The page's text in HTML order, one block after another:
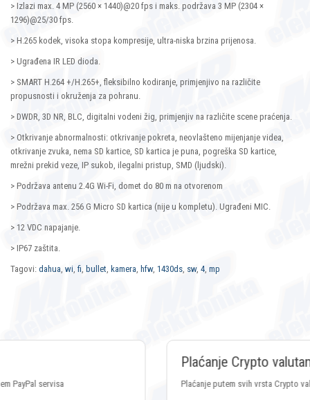
> Izlazi max. 4 MP (2560 × 1440)@20 fps i maks. podržava 3 MP (2304 ×
1296)@25/30 fps.
> H.265 kodek, visoka stopa kompresije, ultra-niska brzina prijenosa.
> Ugrađena IR LED dioda.
> SMART H.264 +/H.265+, fleksibilno kodiranje, primjenjivo na različite
propusnosti i okruženja za pohranu.
> DWDR, 3D NR, BLC, digitalni vodeni žig, primjenjiv na različite scene praćenja.
> Otkrivanje abnormalnosti: otkrivanje pokreta, neovlašteno mijenjanje videa,
otkrivanje zvuka, nema SD kartice, SD kartica je puna, pogreška SD kartice,
mrežni prekid veze, IP sukob, ilegalni pristup, SMD (ljudski).
> Podržava antenu 2.4G Wi-Fi, domet do 80 m na otvorenom
> Podržava max. 256 G Micro SD kartica (nije u kompletu). Ugrađeni MIC.
> 12 VDC napajanje.
> IP67 zaštita.
Tagovi: dahua, wi, fi, bullet, kamera, hfw, 1430ds, sw, 4, mp
Plaćanje putem svih vrsta Crypto valuta